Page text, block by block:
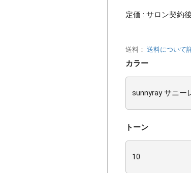
定価 : サロン契約
送料： 送料について
カラー
トーン